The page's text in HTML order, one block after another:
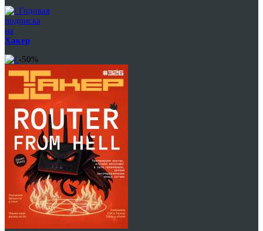
Годовая
подписка
на
Хакер
-50%